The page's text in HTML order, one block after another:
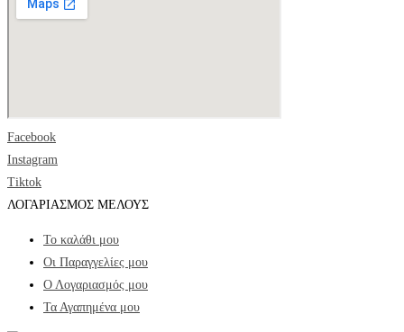
Facebook
Instagram
Tiktok
ΛΟΓΑΡΙΑΣΜΟΣ ΜΕΛΟΥΣ
Το καλάθι μου
Οι Παραγγελίες μου
Ο Λογαριασμός μου
Τα Αγαπημένα μου